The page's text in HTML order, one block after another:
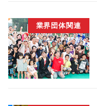
業界団体関連